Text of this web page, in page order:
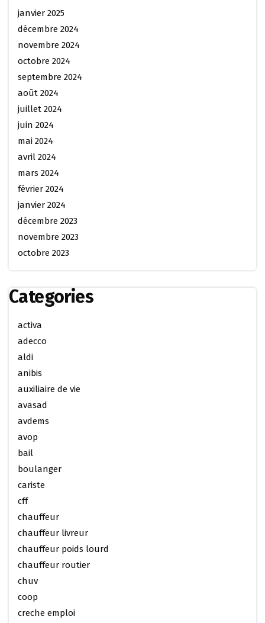
janvier 2025
décembre 2024
novembre 2024
octobre 2024
septembre 2024
août 2024
juillet 2024
juin 2024
mai 2024
avril 2024
mars 2024
février 2024
janvier 2024
décembre 2023
novembre 2023
octobre 2023
Categories
activa
adecco
aldi
anibis
auxiliaire de vie
avasad
avdems
avop
bail
boulanger
cariste
cff
chauffeur
chauffeur livreur
chauffeur poids lourd
chauffeur routier
chuv
coop
creche emploi